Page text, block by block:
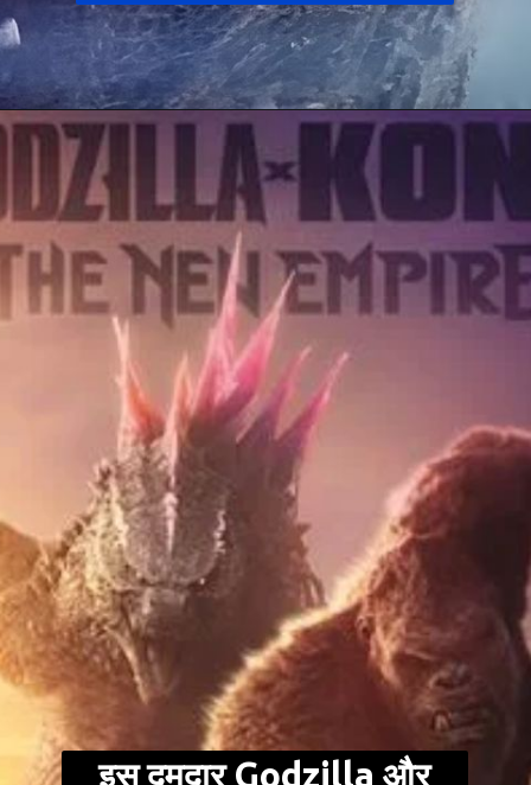
इस दमदार Godzilla और